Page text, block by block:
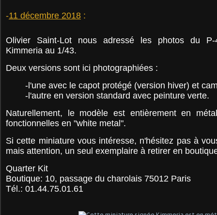
-11 décembre 2018 :
Olivier Saint-Lot nous adressé
les photos du
Kimmeria au 1/43.
Deux versions sont ici photographiées :
- l'une avec le capot protégé (version hiver) et
-l'autre en version standard avec peinture verte.
Naturellement, le modèle est entièrement en
fonctionnelles en "white metal".
Si cette miniature vous intéresse, n'hésitez pas à
mais attention, un seul exemplaire à retirer en
Quarter Kit
Boutique: 10, passage du charolais 75012 Paris
Tél.: 01.44.75.01.61